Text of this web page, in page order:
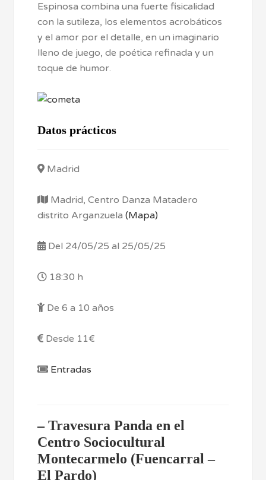
Espinosa combina una fuerte fisicalidad
con la sutileza, los elementos acrobáticos
y el amor por el detalle, en un imaginario
lleno de juego, de poética refinada y un
toque de humor.
Datos prácticos
Madrid
Madrid, Centro Danza Matadero
distrito Arganzuela(Mapa)
Del 24/05/25 al 25/05/25
18:30 h
De 6 a 10 años
Desde 11€
Entradas
–Travesura Panda en el
Centro Sociocultural
Montecarmelo (Fuencarral –
El Pardo)